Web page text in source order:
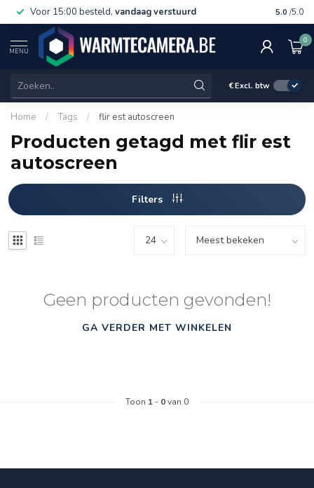
Voor 15:00 besteld, vandaag verstuurd Gratis
5.0 /5.0
MENU
0
€Excl. btw
Home / Tags / flir est autoscreen
Producten getagd met flir est
autoscreen
Filters
Geen producten gevonden!
GA VERDER MET WINKELEN
Toon 1 - 0van 0